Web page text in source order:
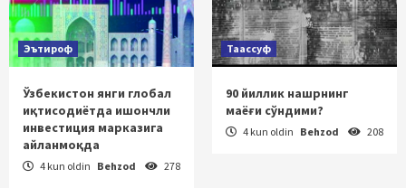
Эътироф
Ўзбекистон янги глобал
иқтисодиётда ишончли
инвестиция марказига
айланмоқда
4 kun oldin Behzod 278
Таассуф
90 йиллик нашрнинг
маёғи сўндими?
4 kun oldin Behzod 208